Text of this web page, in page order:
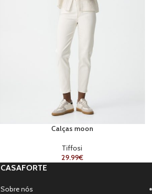
Calças moon
Tiffosi
29.99€
CASAFORTE
Sobre nós